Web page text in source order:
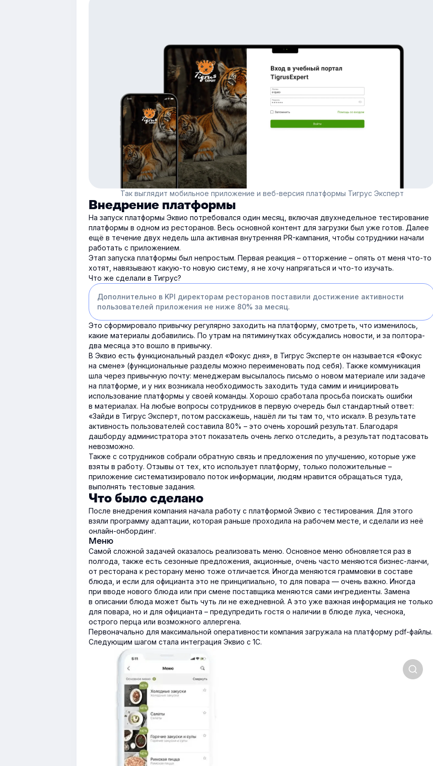
Так выглядит мобильное приложение и веб-версия платформы Тигрус Эксперт
Внедрение платформы
На запуск платформы Эквио потребовался один месяц, включая двухнедельное тестирование
платформы в одном из ресторанов. Весь основной контент для загрузки был уже готов. Далее
ещё в течение двух недель шла активная внутренняя PR-кампания, чтобы сотрудники начали
работать с приложением.
Этап запуска платформы был непростым. Первая реакция – отторжение – опять от меня что-то
хотят, навязывают какую-то новую систему, я не хочу напрягаться и что-то изучать.
Что же сделали в Тигрус?
Дополнительно в KPI директорам ресторанов поставили достижение активности
пользователей приложения не ниже 80% за месяц.
Это сформировало привычку регулярно заходить на платформу, смотреть, что изменилось,
какие материалы добавились. По утрам на пятиминутках обсуждались новости, и за полтора-
два месяца это вошло в привычку.
В Эквио есть функциональный раздел «Фокус дня», в Тигрус Эксперте он называется «Фокус
на смене» (функциональные разделы можно переименовать под себя). Также коммуникация
шла через привычную почту: менеджерам высылалось письмо о новом материале или задаче
на платформе, и у них возникала необходимость заходить туда самим и инициировать
использование платформы у своей команды. Хорошо сработала просьба поискать ошибки
в материалах. На любые вопросы сотрудников в первую очередь был стандартный ответ:
«Зайди в Тигрус Эксперт, потом расскажешь, нашёл ли ты там то, что искал». В результате
активность пользователей составила 80% – это очень хороший результат. Благодаря
дашборду администратора этот показатель очень легко отследить, а результат подтасовать
невозможно.
Также с сотрудников собрали обратную связь и предложения по улучшению, которые уже
взяты в работу. Отзывы от тех, кто использует платформу, только положительные –
приложение систематизировало поток информации, людям нравится обращаться туда,
выполнять тестовые задания.
Что было сделано
После внедрения компания начала работу с платформой Эквио с тестирования. Для этого
взяли программу адаптации, которая раньше проходила на рабочем месте, и сделали из неё
онлайн-онбординг.
Меню
Самой сложной задачей оказалось реализовать меню. Основное меню обновляется раз в
полгода, также есть сезонные предложения, акционные, очень часто меняются бизнес-ланчи,
от ресторана к ресторану меню тоже отличается. Иногда меняются граммовки в составе
блюда, и если для официанта это не принципиально, то для повара — очень важно. Иногда
при вводе нового блюда или при смене поставщика меняются сами ингредиенты. Замена
в описании блюда может быть чуть ли не ежедневной. А это уже важная информация не только
для повара, но и для официанта – предупредить гостя о наличии в блюде лука, чеснока,
острого перца или возможного аллергена.
Первоначально для максимальной оперативности компания загружала на платформу pdf-файлы.
Следующим шагом стала интеграция Эквио с 1С.